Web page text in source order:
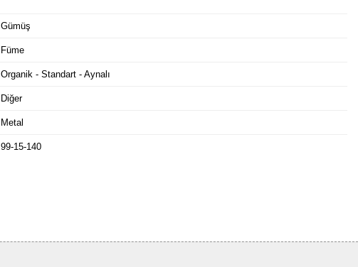
Gümüş
Füme
Organik - Standart - Aynalı
Diğer
Metal
99-15-140